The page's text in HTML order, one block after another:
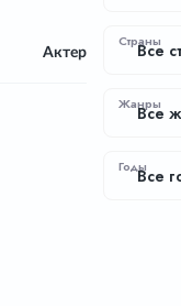
Актер
Страны
Все
Жанры
Все
ГодыВсе